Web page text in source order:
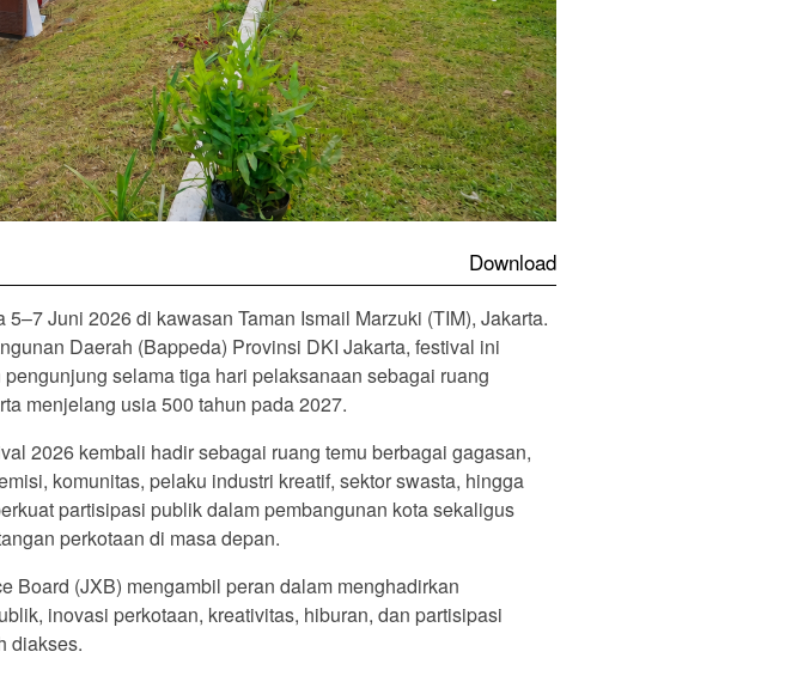
Download
Juni 2026 di kawasan Taman Ismail Marzuki (TIM), Jakarta.
Daerah (Bappeda) Provinsi DKI Jakarta, festival ini
selama tiga hari pelaksanaan sebagai ruang
menjelang usia 500 tahun pada 2027.
2026 kembali hadir sebagai ruang temu berbagai gagasan,
komunitas, pelaku industri kreatif, sektor swasta, hingga
partisipasi publik dalam pembangunan kota sekaligus
perkotaan di masa depan.
Board (JXB) mengambil peran dalam menghadirkan
inovasi perkotaan, kreativitas, hiburan, dan partisipasi
diakses.